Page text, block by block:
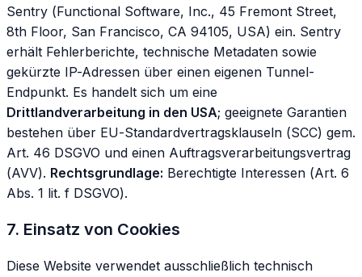
Sentry (Functional Software, Inc., 45 Fremont Street,
8th Floor, San Francisco, CA 94105, USA) ein. Sentry
erhält Fehlerberichte, technische Metadaten sowie
gekürzte IP-Adressen über einen eigenen Tunnel-
Endpunkt. Es handelt sich um eine
Drittlandverarbeitung in den USA; geeignete Garantien
bestehen über EU-Standardvertragsklauseln (SCC) gem.
Art. 46 DSGVO und einen Auftragsverarbeitungsvertrag
(AVV). Rechtsgrundlage: Berechtigte Interessen (Art. 6
Abs. 1 lit. f DSGVO).
7. Einsatz von Cookies
Diese Website verwendet ausschließlich technisch